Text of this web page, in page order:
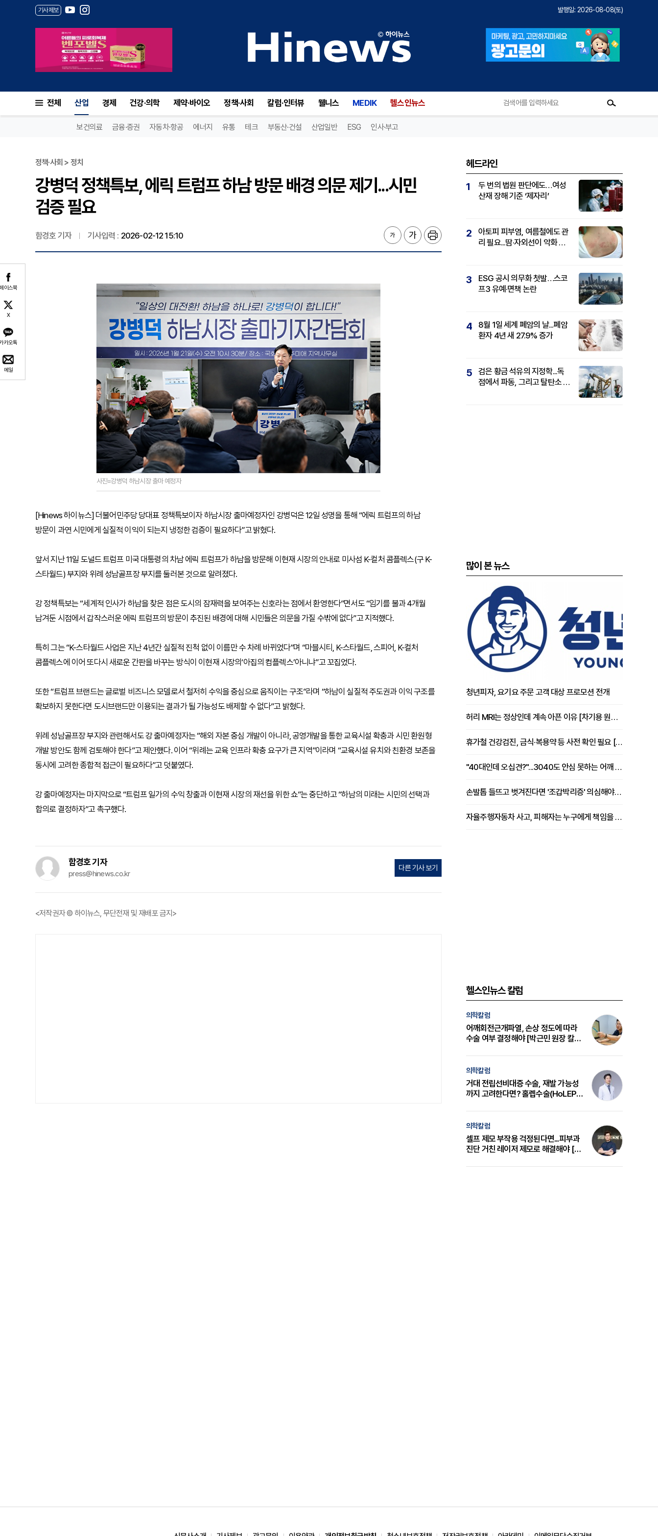
기사제보 발행일: 2026-08-08(토)
전체 산업 경제 건강·의학 제약·바이오 정책·사회 칼럼·인터뷰 웰니스 MEDIK 헬스인뉴스
보건의료 금융·증권 자동차·항공 에너지 유통 테크 부동산·건설 산업일반 ESG 인사·부고
이스북
X
카오톡
메일
정책·사회 > 정치
강병덕 정책특보, 에릭 트럼프 하남 방문 배경 의문 제기...시민
검증 필요
함경호 기자 기사입력 : 2026-02-12 15:10
사진=강병덕 하남시장 출마 예정자
[Hinews 하이뉴스] 더불어민주당 당대표 정책특보이자 하남시장 출마예정자인 강병덕은 12일 성명을 통해 “에릭 트럼프의 하남
방문이 과연 시민에게 실질적 이익이 되는지 냉정한 검증이 필요하다”고 밝혔다.
앞서 지난 11일 도널드 트럼프 미국 대통령의 차남 에릭 트럼프가 하남을 방문해 이현재 시장의 안내로 미사섬 K-컬처 콤플렉스(구 K-
스타월드) 부지와 위례 성남골프장 부지를 둘러본 것으로 알려졌다.
강 정책특보는 “세계적 인사가 하남을 찾은 점은 도시의 잠재력을 보여주는 신호라는 점에서 환영한다”면서도 “임기를 불과 4개월
남겨둔 시점에서 갑작스러운 에릭 트럼프의 방문이 추진된 배경에 대해 시민들은 의문을 가질 수밖에 없다”고 지적했다.
특히 그는 “K-스타월드 사업은 지난 4년간 실질적 진척 없이 이름만 수 차례 바뀌었다”며 “마블시티, K-스타월드, 스피어, K-컬처
콤플렉스에 이어 또다시 새로운 간판을 바꾸는 방식이 이현재 시장의‘아집의 컴플렉스’아니냐”고 꼬집었다.
또한 “트럼프 브랜드는 글로벌 비즈니스 모델로서 철저히 수익을 중심으로 움직이는 구조”라며 “하남이 실질적 주도권과 이익 구조를
확보하지 못한다면 도시브랜드만 이용되는 결과가 될 가능성도 배제할 수 없다”고 밝혔다.
위례 성남골프장 부지와 관련해서도 강 출마예정자는 “해외 자본 중심 개발이 아니라, 공영개발을 통한 교육시설 확충과 시민 환원형
개발 방안도 함께 검토해야 한다”고 제안했다. 이어 “위례는 교육 인프라 확충 요구가 큰 지역”이라며 “교육시설 유치와 친환경 보존을
동시에 고려한 종합적 접근이 필요하다”고 덧붙였다.
강 출마예정자는 마지막으로 “트럼프 일가의 수익 창출과 이현재 시장의 재선을 위한 쇼”는 중단하고 “하남의 미래는 시민의 선택과
합의로 결정하자”고 촉구했다.
함경호 기자
press@hinews.co.kr
다른 기사 보기
<저작권자 © 하이뉴스, 무단전재 및 재배포 금지>
헤드라인
1
두 번의 법원 판단에도…여성
산재 장해 기준 ‘제자리’
2
아토피 피부염, 여름철에도 관
리 필요...땀·자외선이 악화 요
3
ESG 공시 의무화 첫발…스코
프3 유예·면책 논란
4
8월 1일 세계 폐암의 날...폐암
환자 4년 새 27.9% 증가
5
검은 황금 석유의 지정학...독
점에서 파동, 그리고 탈탄소 패
많이 본 뉴스
청년피자, 요기요 주문 고객 대상 프로모션 전개
허리 MRI는 정상인데 계속 아픈 이유 [차기용 원장 칼럼]
휴가철 건강검진, 금식·복용약 등 사전 확인 필요 [정도감 원장 칼럼]
"40대인데 오십견?"...3040도 안심 못하는 어깨 유착성 관절낭염
손발톱 들뜨고 벗겨진다면 '조갑박리증' 의심해야 [김철윤 원장 칼럼]
자율주행자동차 사고, 피해자는 누구에게 책임을 물을 수 있을까
헬스인뉴스 칼럼
의학칼럼
어깨회전근개파열, 손상 정도에 따라
수술 여부 결정해야 [박근민 원장 칼
의학칼럼
거대 전립선비대증 수술, 재발 가능성
까지 고려한다면? 홀렙수술(HoLEP)
의학칼럼
셀프 제모 부작용 걱정된다면...피부과
진단 거친 레이저 제모로 해결해야 [변